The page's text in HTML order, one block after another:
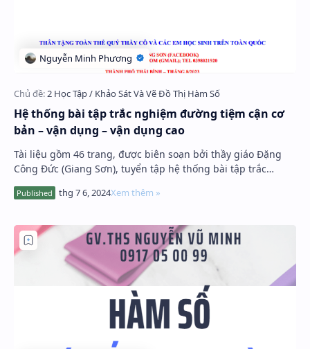
Hệ thống bài tập trắc nghiệm đường tiệm cận cơ
bản – vận dụng – vận dụng cao
Tài liệu gồm 46 trang, được biên soạn bởi thầy giáo Đặng
Công Đức (Giang Sơn), tuyển tập hệ thống bài tập trắc